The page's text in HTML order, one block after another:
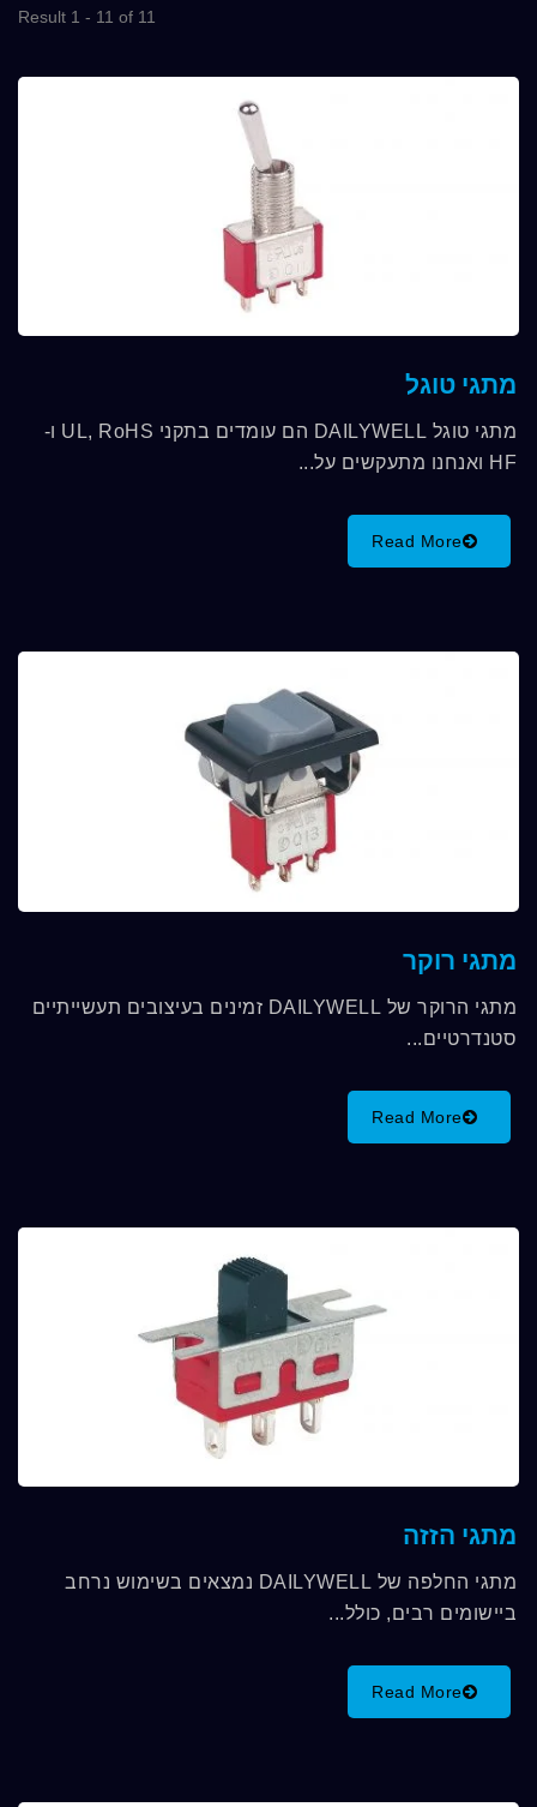
Result 1 - 11 of 11
מתגי טוגל
מתגי טוגל DAILYWELL הם עומדים בתקני UL, RoHS ו-
HF ואנחנו מתעקשים על...
Read More
מתגי רוקר
מתגי הרוקר של DAILYWELL זמינים בעיצובים תעשייתיים
סטנדרטיים...
Read More
מתגי הזזה
מתגי החלפה של DAILYWELL נמצאים בשימוש נרחב
ביישומים רבים, כולל...
Read More